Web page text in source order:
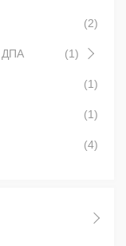
(2)
ДПА (1)
(1)
(1)
(4)